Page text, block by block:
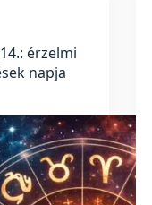
érzelmi
napja